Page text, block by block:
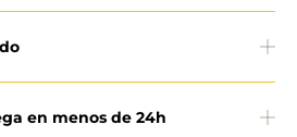
en menos de 24h